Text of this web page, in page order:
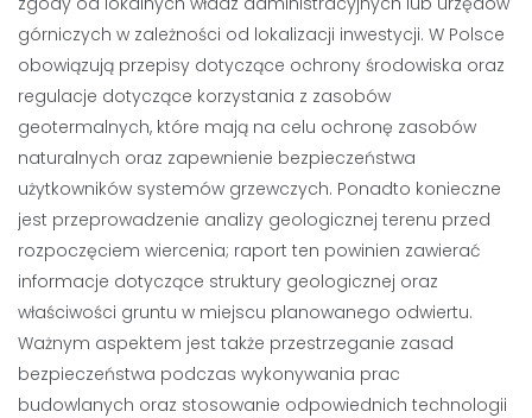
górniczych w zależności od lokalizacji inwestycji. W Polsce
obowiązują przepisy dotyczące ochrony środowiska oraz
regulacje dotyczące korzystania z zasobów
geotermalnych, które mają na celu ochronę zasobów
naturalnych oraz zapewnienie bezpieczeństwa
użytkowników systemów grzewczych. Ponadto konieczne
jest przeprowadzenie analizy geologicznej terenu przed
rozpoczęciem wiercenia; raport ten powinien zawierać
informacje dotyczące struktury geologicznej oraz
właściwości gruntu w miejscu planowanego odwiertu.
Ważnym aspektem jest także przestrzeganie zasad
bezpieczeństwa podczas wykonywania prac
budowlanych oraz stosowanie odpowiednich technologii